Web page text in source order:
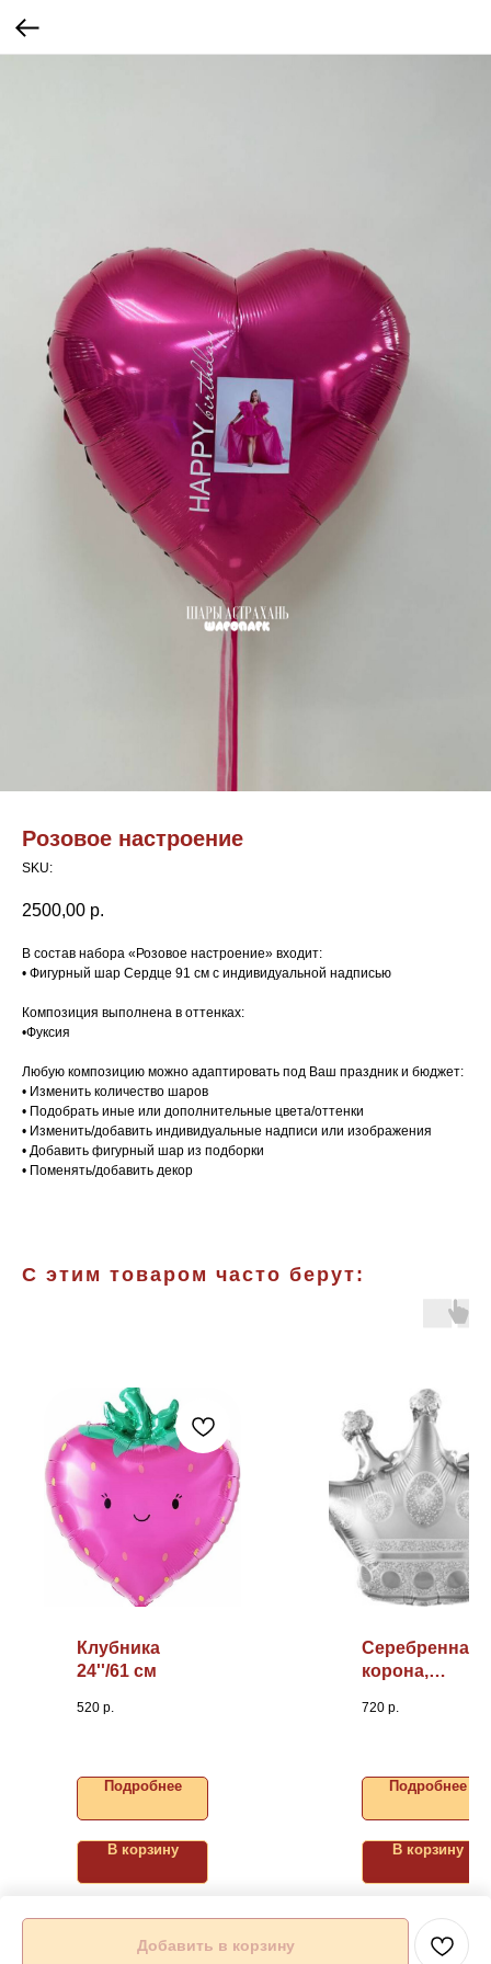
Розовое настроение
SKU:
2500,00 р.
Добавить в корзину
В состав набора «Розовое настроение» входит:
• Фигурный шар Сердце 91 см с индивидуальной надписью
Композиция выполнена в оттенках:
•Фуксия
Любую композицию можно адаптировать под Ваш праздник и бюджет:
• Изменить количество шаров
• Подобрать иные или дополнительные цвета/оттенки
• Изменить/добавить индивидуальные надписи или изображения
• Добавить фигурный шар из подборки
• Поменять/добавить декор
С этим товаром часто берут:
Клубника
24''/61 см
520 р.
Подробнее
В корзину
Серебренная
корона,
720 р.
Подробнее
В корзину